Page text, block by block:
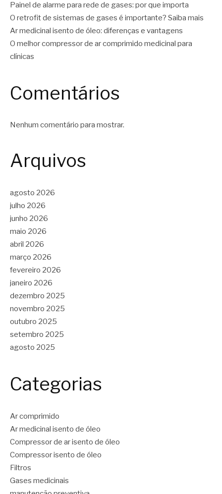
Painel de alarme para rede de gases: por que importa
O retrofit de sistemas de gases é importante? Saiba mais
Ar medicinal isento de óleo: diferenças e vantagens
O melhor compressor de ar comprimido medicinal para
clínicas
Comentários
Nenhum comentário para mostrar.
Arquivos
agosto 2026
julho 2026
junho 2026
maio 2026
abril 2026
março 2026
fevereiro 2026
janeiro 2026
dezembro 2025
novembro 2025
outubro 2025
setembro 2025
agosto 2025
Categorias
Ar comprimido
Ar medicinal isento de óleo
Compressor de ar isento de óleo
Compressor isento de óleo
Filtros
Gases medicinais